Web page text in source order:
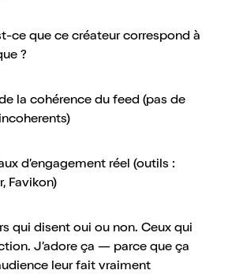
ce que ce créateur correspond à
?
la cohérence du feed (pas de
d’engagement réel (outils :
Favikon)
qui disent oui ou non. Ceux qui
J’adore ça — parce que ça
leur fait vraiment